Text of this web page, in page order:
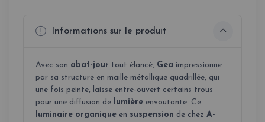
Informations sur le produit
Avec son abat-jour tout élancé, Gea impressionne
par sa structure en maille métallique quadrillée, qui
une fois peinte, laisse entre-ouvert certains trous
pour une diffusion de lumière envoutante. Ce
luminaire organique en suspension de chez A-